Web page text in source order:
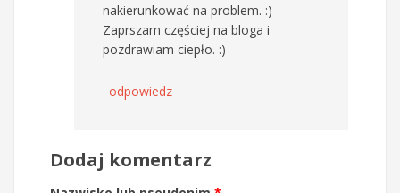
nakierunkować na problem. :)
Zaprszam częściej na bloga i
pozdrawiam ciepło. :)
odpowiedz
Dodaj komentarz